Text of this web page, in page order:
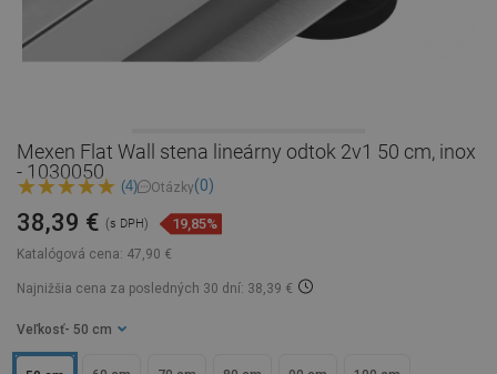
Mexen Flat Wall stena lineárny odtok 2v1 50 cm, inox
- 1030050
(4) Otázky(0)
Katalógová cena: 47,90 €
38,39 € (s DPH) 19,85%
Najnižšia cena za posledných 30 dní: 38,39 €
Veľkosť - 50 cm